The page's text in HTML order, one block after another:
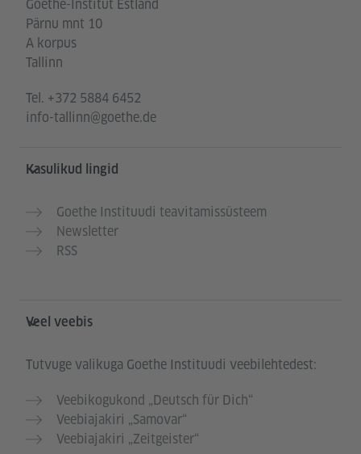
Goethe-Institut Estland
Pärnu mnt 10
A korpus
Tallinn
Tel. +372 5884 6452
info-tallinn@goethe.de
Kasulikud lingid
Goethe Instituudi teavitamissüsteem
Newsletter
RSS
Veel veebis
Tutvuge valikuga Goethe Instituudi veebilehtedest:
Veebikogukond „Deutsch für Dich“
Veebiajakiri „Samovar“
Veebiajakiri „Zeitgeister“